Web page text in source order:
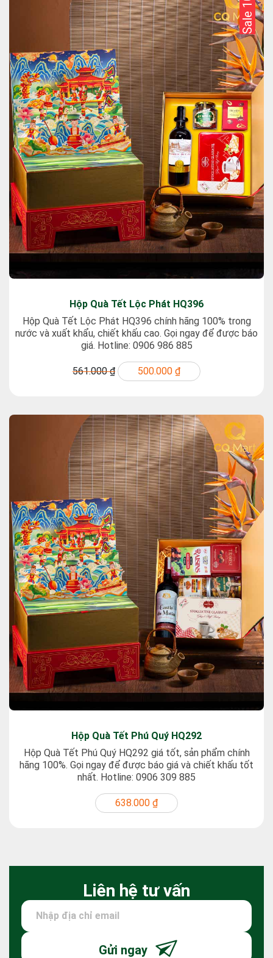
Hộp Quà Tết Lộc Phát HQ396
Hộp Quà Tết Lộc Phát HQ396 chính hãng 100% trong
nước và xuất khẩu, chiết khấu cao. Gọi ngay để được báo
giá. Hotline: 0906 986 885
561.000 ₫ 500.000 ₫
Hộp Quà Tết Phú Quý HQ292
Hộp Quà Tết Phú Quý HQ292 giá tốt, sản phẩm chính
hãng 100%. Gọi ngay để được báo giá và chiết khấu tốt
nhất. Hotline: 0906 309 885
638.000 ₫
Liên hệ tư vấn
Gửi ngay